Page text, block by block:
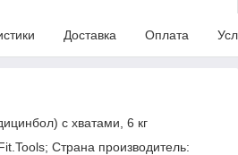
Доставка Оплата
с хватами, 6 кг
Страна производитель: